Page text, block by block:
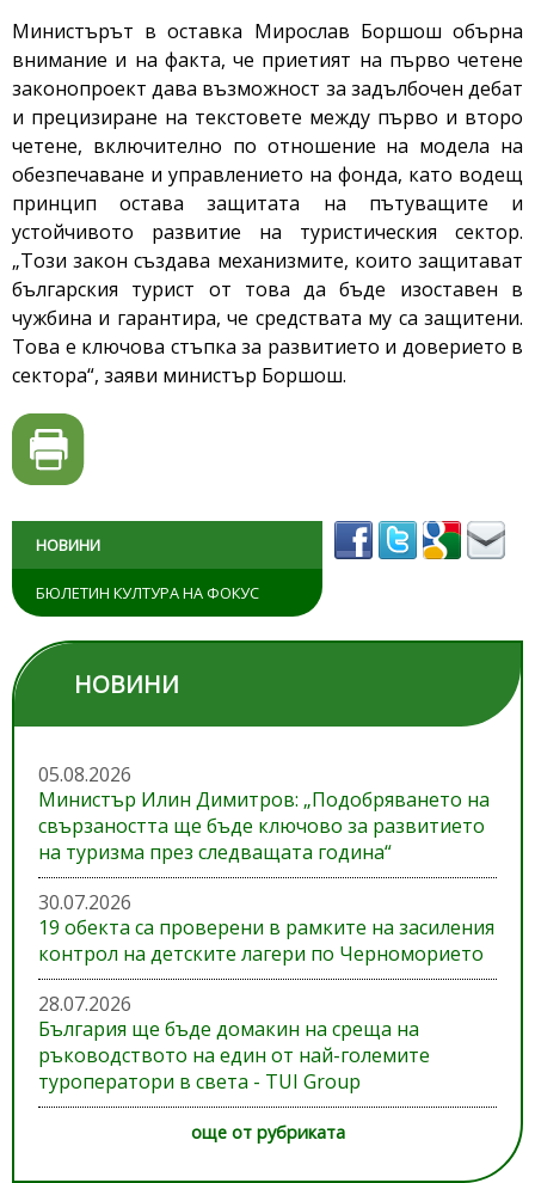
Министърът в оставка Мирослав Боршош обърна
внимание и на факта, че приетият на първо четене
законопроект дава възможност за задълбочен дебат
и прецизиране на текстовете между първо и второ
четене, включително по отношение на модела на
обезпечаване и управлението на фонда, като водещ
принцип остава защитата на пътуващите и
устойчивото развитие на туристическия сектор.
„Този закон създава механизмите, които защитават
българския турист от това да бъде изоставен в
чужбина и гарантира, че средствата му са защитени.
Това е ключова стъпка за развитието и доверието в
сектора“, заяви министър Боршош.
НОВИНИ
БЮЛЕТИН КУЛТУРА НА ФОКУС
НОВИНИ
05.08.2026
Министър Илин Димитров: „Подобряването на
свързаността ще бъде ключово за развитието
на туризма през следващата година“
30.07.2026
19 обекта са проверени в рамките на засиления
контрол на детските лагери по Черноморието
28.07.2026
България ще бъде домакин на среща на
ръководството на един от най-големите
туроператори в света - TUI Group
още от рубриката